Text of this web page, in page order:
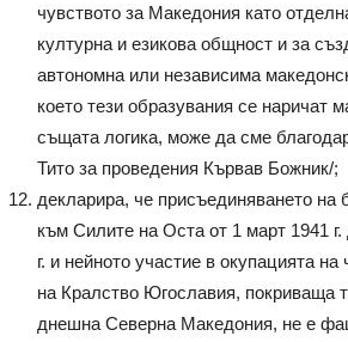
чувството за Македония като
културна и езикова общност и за
автономна или независима
което тези образувания се наричат
същата логика, може да сме
Тито за проведения Кървав Божник/;
декларира, че присъединяването на
към Силите на Оста от 1 март 1941
г. и нейното участие в окупацията на
на Кралство Югославия, покриваща
днешна Северна Македония, не е